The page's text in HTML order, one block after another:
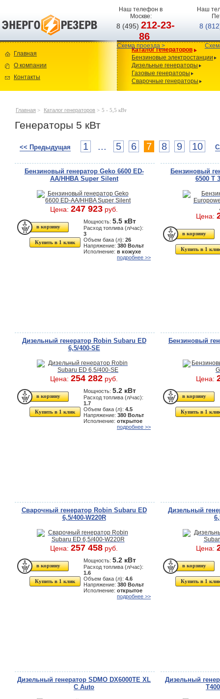
Наш телефон в
Москве:
8 (495)212-23-
86
Схема проезда >
Наш
8
Главная
О компании
Контакты
Каталог генераторов
Бензиновые электростанции
Дизельные генераторы
Газовые генераторы
Сварочные генераторы
Главная > Каталог генераторов > 5 - 5,5 кВт
Генераторы 5 кВт
<< Предыдущая 1 ... 5 6 7 8 9 10
Бензиновый генератор Geko 6600 ED-
AA/HHBA Super Silent
Цена: 247 923 руб.
Купить в 1 клик
Мощность: 5.5 кВт
Расход топлива (л/час):
3
Объем бака (л): 26
Напряжение: 380 Вольт
Исполнение: в кожухе
подробнее >>
Бензиновый
6500 T
Цена:
Купить в 1
Дизельный генератор Robin Subaru ED
6,5/400-SE
Цена: 254 282 руб.
Купить в 1 клик
Мощность: 5.2 кВт
Расход топлива (л/час):
1.7
Объем бака (л): 4.5
Напряжение: 380 Вольт
Исполнение: открытое
подробнее >>
Бензиновый
Цена:
Купить в 1
Сварочный генератор Robin Subaru ED
6,5/400-W220R
Цена: 257 458 руб.
Купить в 1 клик
Мощность: 5.2 кВт
Расход топлива (л/час):
1.6
Объем бака (л): 4.6
Напряжение: 380 Вольт
Исполнение: открытое
подробнее >>
Дизельный
Цена:
Купить в 1
Дизельный генератор SDMO DX6000ТE XL
C Auto
Дизельный